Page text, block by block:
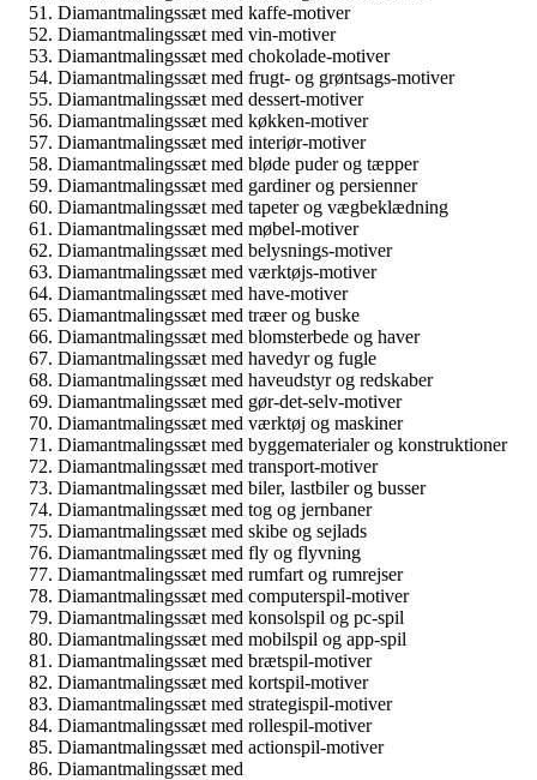
Diamantmalingssæt med kaffe-motiver
Diamantmalingssæt med vin-motiver
Diamantmalingssæt med chokolade-motiver
Diamantmalingssæt med frugt- og grøntsags-motiver
Diamantmalingssæt med dessert-motiver
Diamantmalingssæt med køkken-motiver
Diamantmalingssæt med interiør-motiver
Diamantmalingssæt med bløde puder og tæpper
Diamantmalingssæt med gardiner og persienner
Diamantmalingssæt med tapeter og vægbeklædning
Diamantmalingssæt med møbel-motiver
Diamantmalingssæt med belysnings-motiver
Diamantmalingssæt med værktøjs-motiver
Diamantmalingssæt med have-motiver
Diamantmalingssæt med træer og buske
Diamantmalingssæt med blomsterbede og haver
Diamantmalingssæt med havedyr og fugle
Diamantmalingssæt med haveudstyr og redskaber
Diamantmalingssæt med gør-det-selv-motiver
Diamantmalingssæt med værktøj og maskiner
Diamantmalingssæt med byggematerialer og konstruktioner
Diamantmalingssæt med transport-motiver
Diamantmalingssæt med biler, lastbiler og busser
Diamantmalingssæt med tog og jernbaner
Diamantmalingssæt med skibe og sejlads
Diamantmalingssæt med fly og flyvning
Diamantmalingssæt med rumfart og rumrejser
Diamantmalingssæt med computerspil-motiver
Diamantmalingssæt med konsolspil og pc-spil
Diamantmalingssæt med mobilspil og app-spil
Diamantmalingssæt med brætspil-motiver
Diamantmalingssæt med kortspil-motiver
Diamantmalingssæt med strategispil-motiver
Diamantmalingssæt med rollespil-motiver
Diamantmalingssæt med actionspil-motiver
Diamantmalingssæt med